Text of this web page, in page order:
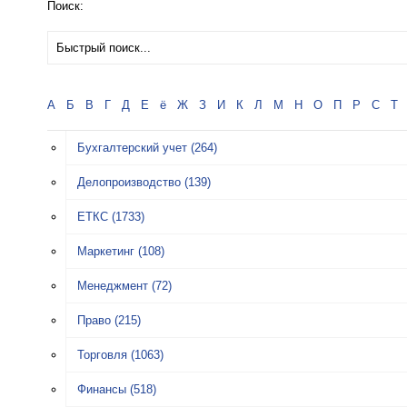
Поиск:
А Б В Г Д Е ё Ж З И К Л М Н О П Р С Т
Бухгалтерский учет (264)
Делопроизводство (139)
ЕТКС (1733)
Маркетинг (108)
Менеджмент (72)
Право (215)
Торговля (1063)
Финансы (518)